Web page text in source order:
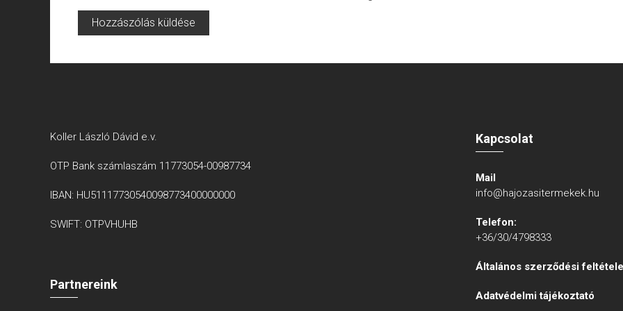
Koller László Dávid e.v.
OTP Bank számlaszám 11773054-00987734
IBAN: HU51117730540098773400000000
SWIFT: OTPVHUHB
Partnereink
Kapcsolat
Mail
info@hajozasitermekek.hu
Telefon:
+36/30/4798333
Általános szerződési
Adatvédelmi tájékoztató